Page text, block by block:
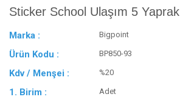
Sticker School Ulaşım 5 Yaprak
Marka : Bigpoint
Ürün Kodu : BP850-93
Kdv / Menşei : %20
1. Birim : Adet